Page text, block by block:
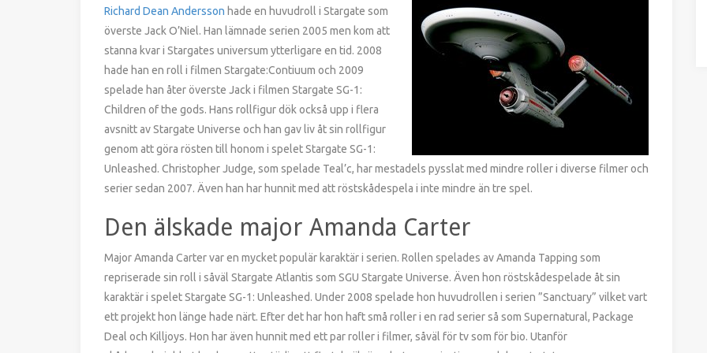
Richard Dean Andersson hade en huvudroll i Stargate som
överste Jack O’Niel. Han lämnade serien 2005 men kom att
stanna kvar i Stargates universum ytterligare en tid. 2008
hade han en roll i filmen Stargate:Contiuum och 2009
spelade han åter överste Jack i filmen Stargate SG-1:
Children of the gods. Hans rollfigur dök också upp i flera
avsnitt av Stargate Universe och han gav liv åt sin rollfigur
genom att göra rösten till honom i spelet Stargate SG-1:
Unleashed. Christopher Judge, som spelade Teal’c, har mestadels pysslat med mindre roller i diverse filmer och
serier sedan 2007. Även han har hunnit med att röstskådespela i inte mindre än tre spel.
Den älskade major Amanda Carter
Major Amanda Carter var en mycket populär karaktär i serien. Rollen spelades av Amanda Tapping som
repriserade sin roll i såväl Stargate Atlantis som SGU Stargate Universe. Även hon röstskådespelade åt sin
karaktär i spelet Stargate SG-1: Unleashed. Under 2008 spelade hon huvudrollen i serien ”Sanctuary” vilket vart
ett projekt hon länge hade närt. Efter det har hon haft små roller i en rad serier så som Supernatural, Package
Deal och Killjoys. Hon har även hunnit med ett par roller i filmer, såväl för tv som för bio. Utanför